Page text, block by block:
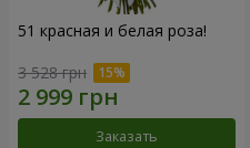
51 красная и белая роза!
3 528 грн
Заказать